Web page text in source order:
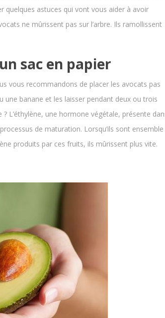
quelques astuces qui vont vous aider à avoir
ne mûrissent pas sur l’arbre. Ils ramollissent
sac en papier
vous recommandons de placer les avocats pas
une banane et les laisser pendant deux ou trois
L’éthylène, une hormone végétale, présente
de maturation. Lorsqu’ils sont ensemble
produits par ces fruits, ils mûrissent plus vite.